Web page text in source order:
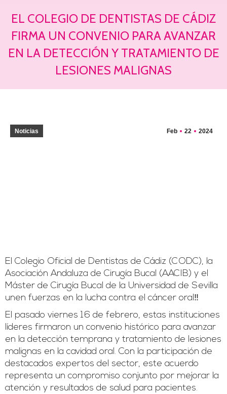
EL COLEGIO DE DENTISTAS DE CÁDIZ
FIRMA UN CONVENIO PARA AVANZAR
EN LA DETECCIÓN Y TRATAMIENTO DE
LESIONES MALIGNAS
Feb 22 2024
Noticias
El Colegio Oficial de Dentistas de Cádiz (CODC), la
Asociación Andaluza de Cirugía Bucal (AACIB) y el
Máster de Cirugía Bucal de la Universidad de Sevilla
unen fuerzas en la lucha contra el cáncer oral‼️
El pasado viernes 16 de febrero, estas instituciones
líderes firmaron un convenio histórico para avanzar
en la detección temprana y tratamiento de lesiones
malignas en la cavidad oral. Con la participación de
destacados expertos del sector, este acuerdo
representa un compromiso conjunto por mejorar la
atención y resultados de salud para pacientes.